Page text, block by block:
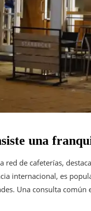
una
red de cafeterías,
internacional, es
Una consulta común